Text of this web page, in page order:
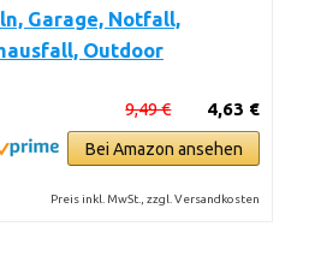
Garage, Notfall,
Outdoor
4,63 €
9,49 €
Bei Amazon ansehen
Preis inkl. MwSt., zzgl. Versandkosten